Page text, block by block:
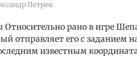
Петров
Относительно рано в игре
отправляет его с заданием
известным